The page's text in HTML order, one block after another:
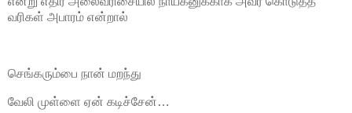
வரிகள் அபாரம் என்றால்
செங்கரும்பை நான் மறந்து
வேலி முள்ளை ஏன் கடிச்சேன்…